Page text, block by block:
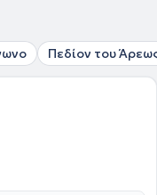
Πεδίον του